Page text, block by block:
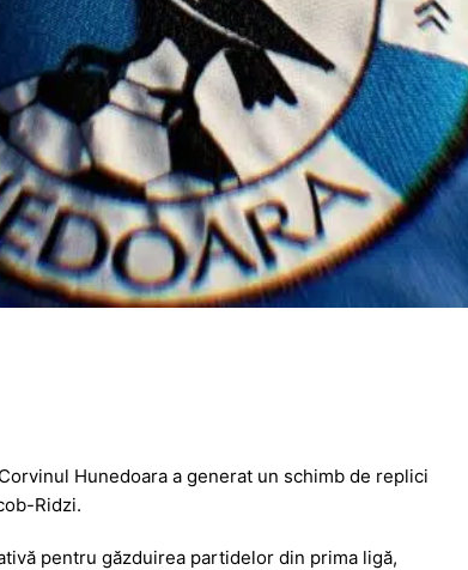
Corvinul Hunedoaraa generat un schimb de replici
Ridzi.
pentru găzduirea partidelor din prima ligă,